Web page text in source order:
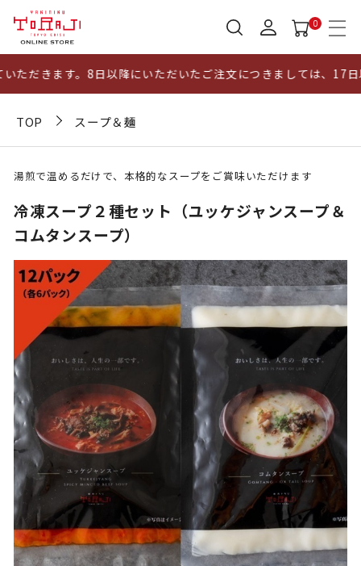
0
ます。8日以降にいただいたご注文につきましては、17日
TOP スープ＆麺
湯煎で温めるだけで、本格的なスープをご賞味いただけます
冷凍スープ２種セット（ユッケジャンスープ＆
コムタンスープ）